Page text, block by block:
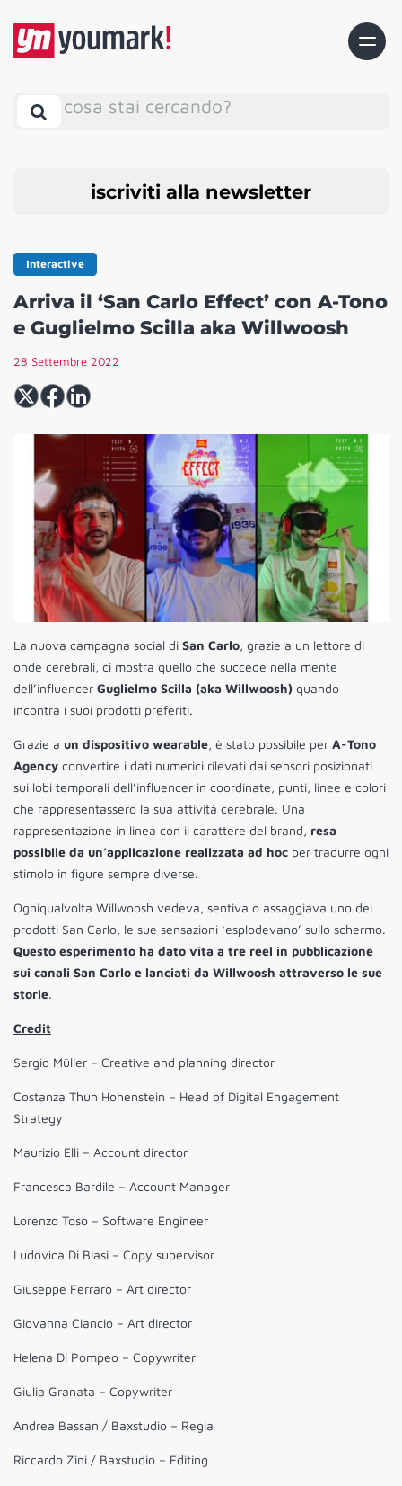
cosa stai cercando?
iscriviti alla newsletter
Interactive
Arriva il ‘San Carlo Effect’ con A-Tono
e Guglielmo Scilla aka Willwoosh
28 Settembre 2022
La nuova campagna social di San Carlo, grazie a un lettore di
onde cerebrali, ci mostra quello che succede nella mente
dell’influencer Guglielmo Scilla (aka Willwoosh) quando
incontra i suoi prodotti preferiti.
Grazie a un dispositivo wearable, è stato possibile per A-Tono
Agency convertire i dati numerici rilevati dai sensori posizionati
sui lobi temporali dell’influencer in coordinate, punti, linee e colori
che rappresentassero la sua attività cerebrale. Una
rappresentazione in linea con il carattere del brand, resa
possibile da un’applicazione realizzata ad hoc per tradurre ogni
stimolo in figure sempre diverse.
Ogniqualvolta Willwoosh vedeva, sentiva o assaggiava uno dei
prodotti San Carlo, le sue sensazioni ‘esplodevano’ sullo schermo.
Questo esperimento ha dato vita a tre reel in pubblicazione
sui canali San Carlo e lanciati da Willwoosh attraverso le sue
storie.
Credit
Sergio Müller – Creative and planning director
Costanza Thun Hohenstein – Head of Digital Engagement
Strategy
Maurizio Elli – Account director
Francesca Bardile – Account Manager
Lorenzo Toso – Software Engineer
Ludovica Di Biasi – Copy supervisor
Giuseppe Ferraro – Art director
Giovanna Ciancio – Art director
Helena Di Pompeo – Copywriter
Giulia Granata – Copywriter
Andrea Bassan / Baxstudio – Regia
Riccardo Zini / Baxstudio – Editing